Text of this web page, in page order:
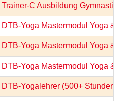
Trainer-C Ausbildung Gymnastik/
Yoga Mastermodul Yoga &
Yoga Mastermodul Yoga &
Yoga Mastermodul Yoga &
DTB-Yogalehrer (500+ Stunden)